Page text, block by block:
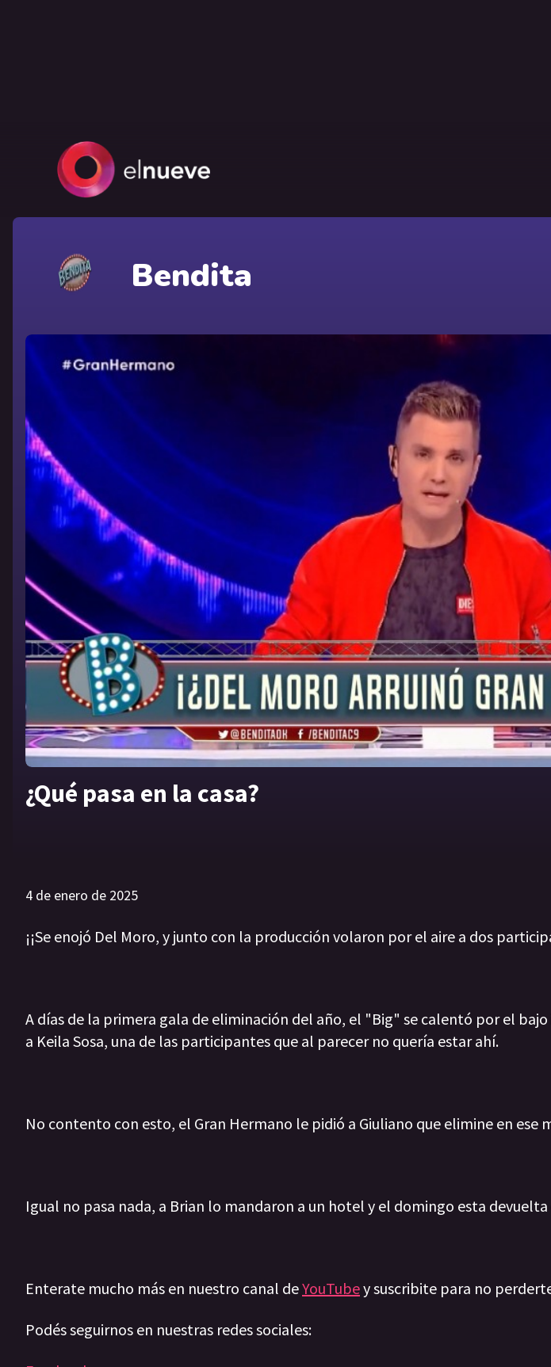
Bendita
¿Qué pasa en la casa?
4 de enero de 2025
¡¡Se enojó Del Moro, y junto con la producción volaron por el aire a dos
A días de la primera gala de eliminación del año, el "Big" se calentó por el
a Keila Sosa, una de las participantes que al parecer no quería estar ahí.
No contento con esto, el Gran Hermano le pidió a Giuliano que elimine en
Igual no pasa nada, a Brian lo mandaron a un hotel y el domingo esta devuelta
Enterate mucho más en nuestro canal deYouTubey suscribite para no
Podés seguirnos en nuestras redes sociales: